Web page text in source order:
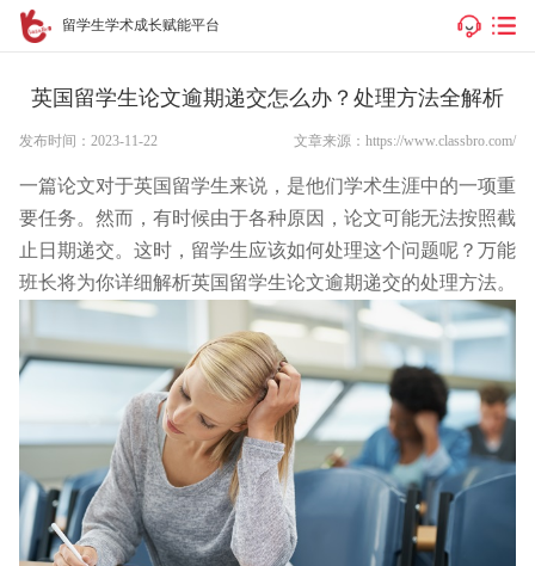
留学生学术成长赋能平台
英国留学生论文逾期递交怎么办？处理方法全解析
发布时间：2023-11-22 文章来源：https://www.classbro.com/
一篇论文对于英国留学生来说，是他们学术生涯中的一项重
要任务。然而，有时候由于各种原因，论文可能无法按照截
止日期递交。这时，留学生应该如何处理这个问题呢？万能
班长将为你详细解析英国留学生论文逾期递交的处理方法。